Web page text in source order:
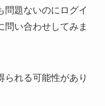
問題ないのにログイ
問い合わせしてみま
られる可能性があり